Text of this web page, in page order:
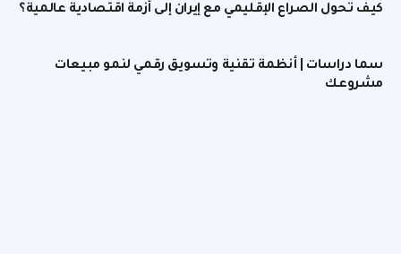
كيف تحول الصراع الإقليمي مع إيران إلى أزمة اقتصادية عالمية؟
سما دراسات | أنظمة تقنية وتسويق رقمي لنمو مبيعات
مشروعك